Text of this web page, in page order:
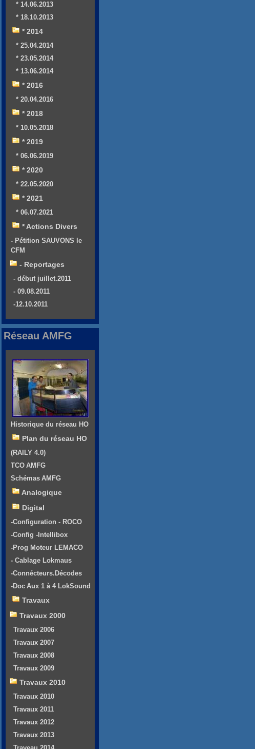
* 14.06.2013
* 18.10.2013
* 2014
* 25.04.2014
* 23.05.2014
* 13.06.2014
* 2016
* 20.04.2016
* 2018
* 10.05.2018
* 2019
* 06.06.2019
* 2020
* 22.05.2020
* 2021
* 06.07.2021
* Actions Divers
- Pétition SAUVONS le
CFM
- Reportages
- début juillet.2011
- 09.08.2011
-12.10.2011
Réseau AMFG
Historique du réseau HO
Plan du réseau HO
(RAILY 4.0)
TCO AMFG
Schémas AMFG
Analogique
Digital
-Configuration - ROCO
-Config -Intellibox
-Prog Moteur LEMACO
- Cablage Lokmaus
-Connécteurs.Décodes
-Doc Aux 1 à 4 LokSound
Travaux
Travaux 2000
Travaux 2006
Travaux 2007
Travaux 2008
Travaux 2009
Travaux 2010
Travaux 2010
Travaux 2011
Travaux 2012
Travaux 2013